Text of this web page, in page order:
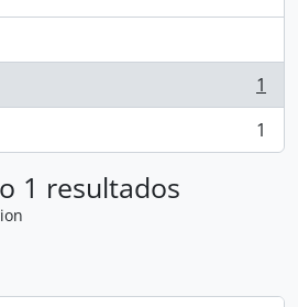
1
1
1 resultados